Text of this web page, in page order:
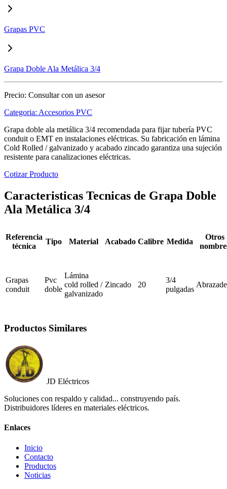
Grapas PVC
Grapa Doble Ala Metálica 3/4
Precio: Consultar con un asesor
Categoria: Accesorios PVC
Grapa doble ala metálica 3/4 recomendada para fijar tubería PVC
conduit o EMT en instalaciones eléctricas. Su fabricación en lámina
Cold Rolled / galvanizado y acabado zincado garantiza una sujeción
resistente para canalizaciones eléctricas.
Cotizar Producto
Caracteristicas Tecnicas de Grapa Doble
Ala Metálica 3/4
Referencia
técnica
Tipo Material Acabado Calibre Medida
Otros
Grapas
conduit
Pvc
doble
Lámina
cold rolled /
galvanizado
Zincado 20
3/4
pulgadas
Productos Similares
JD Eléctricos
Soluciones con respaldo y calidad... construyendo país.
Distribuidores líderes en materiales eléctricos.
Enlaces
Inicio
Contacto
Productos
Noticias